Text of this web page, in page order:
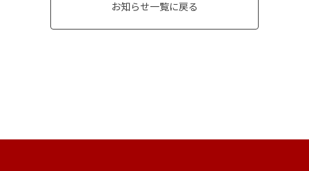
お知らせ一覧に戻る